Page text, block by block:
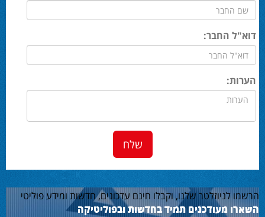
דוא"ל החבר:
הערות:
הרשמו לניוזלטר שלנו, וקבלו חינם עדכונים, חדשות ומידע פוליטי
השארו מעודכנים תמיד בחדשות ובפוליטיקה